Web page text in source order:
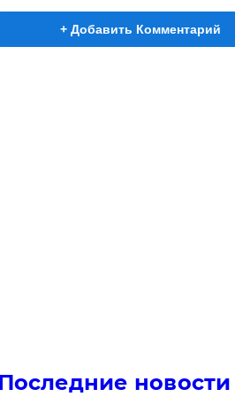
+ Добавить Комментарий
Последние новости